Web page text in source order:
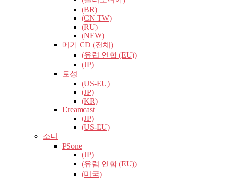
(BR)
(CN TW)
(RU)
(NEW)
메가 CD (전체)
(유럽​​ 연합 (EU))
(JP)
토성
(US-EU)
(JP)
(KR)
Dreamcast
(JP)
(US-EU)
소니
PSone
(JP)
(유럽​​ 연합 (EU))
(미국)